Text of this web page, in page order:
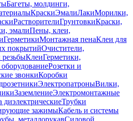
Багеты, молдинги,
КраскиЭмалиЛакиМорилки,
РастворителиГрунтовкиКраски,
эмалиПены, клеи,
ГерметикиМонтажная пенаКлеи для
покрытийОчистители,
КлеиГерметики,
Розетки и
звонкиКоробки
ЭлектропатроныВилки,
ЗаземлениеЭлектромонтажные
диэлектрическиеТрубки
зажимыКабель и системы
металлорукавСиловой